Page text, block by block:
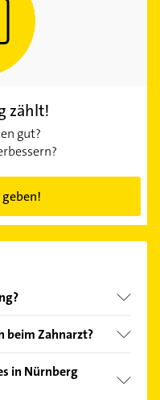
zählt!
gut?
geben!
an. Die
Zahnreinigung
70 und 100
beim Zahnarzt?
auch eine
Schmerzen
in Nürnberg